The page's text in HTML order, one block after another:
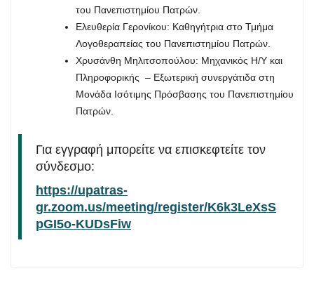
του Πανεπιστημίου Πατρών.
Ελευθερία Γερονίκου: Καθηγήτρια στο Τμήμα
Λογοθεραπείας του Πανεπιστημίου Πατρών.
Χρυσάνθη Μηλιτσοπούλου: Μηχανικός Η/Υ και
Πληροφορικής – Εξωτερική συνεργάτιδα στη
Μονάδα Ισότιμης Πρόσβασης του Πανεπιστημίου
Πατρών.
Για εγγραφή μπορείτε να επισκεφτείτε τον
σύνδεσμο:
https://upatras-
gr.zoom.us/meeting/register/K6k3LeXsS
pGI5o-KUDsFiw